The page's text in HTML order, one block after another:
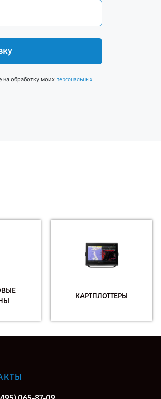
на обработку моих персональных
КАРТПЛОТТЕРЫ